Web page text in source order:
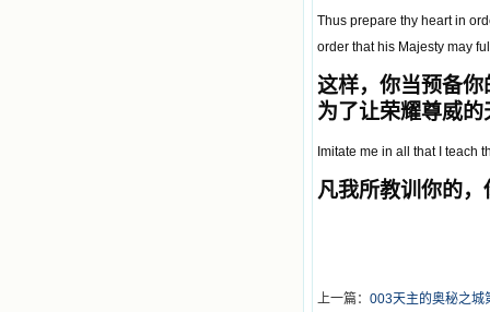
Thus prepare thy heart in
order that his Majesty may
这样，你当预备
为了让荣耀尊威
Imitate me in all that I teach
凡我所教训你的
上一篇： 003天主的奥秘之城